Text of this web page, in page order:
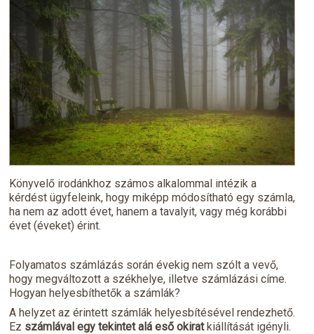
Kapcsolat
Könyvelő irodánkhoz számos alkalommal intézik a
kérdést ügyfeleink, hogy miképp módosítható egy számla,
ha nem az adott évet, hanem a tavalyit, vagy még korábbi
évet (éveket) érint.
Folyamatos számlázás során évekig nem szólt a vevő,
hogy megváltozott a székhelye, illetve számlázási címe.
Hogyan helyesbíthetők a számlák?
A helyzet az érintett számlák helyesbítésével rendezhető.
Ez számlával egy tekintet alá eső okiratkiállítását igényli.